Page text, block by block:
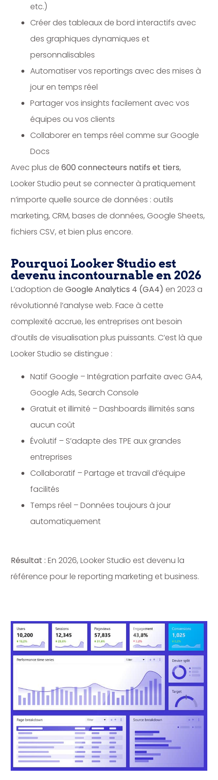
etc.)
Créer des tableaux de bord interactifs avec
des graphiques dynamiques et
personnalisables
Automatiser vos reportings avec des mises à
jour en temps réel
Partager vos insights facilement avec vos
équipes ou vos clients
Collaborer en temps réel comme sur Google
Docs
Avec plus de600 connecteurs natifs et tiers,
Looker Studio peut se connecter à pratiquement
n’importe quelle source de données : outils
marketing, CRM, bases de données, Google Sheets,
fichiers CSV, et bien plus encore.
Pourquoi Looker Studio est
devenu incontournable en 2026
L’adoption deGoogle Analytics 4 (GA4) en 2023 a
révolutionné l’analyse web. Face à cette
complexité accrue, les entreprises ont besoin
d’outils de visualisation plus puissants. C’est là que
Looker Studio se distingue :
Natif Google – Intégration parfaite avec GA4,
Google Ads, Search Console
Gratuit et illimité – Dashboards illimités sans
aucun coût
Évolutif – S’adapte des TPE aux grandes
entreprises
Collaboratif – Partage et travail d’équipe
facilités
Temps réel – Données toujours à jour
automatiquement
Résultat : En 2026, Looker Studio est devenu la
référence pour le reporting marketing et business.